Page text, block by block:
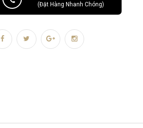
(Đặt Hàng Nhanh Chóng)